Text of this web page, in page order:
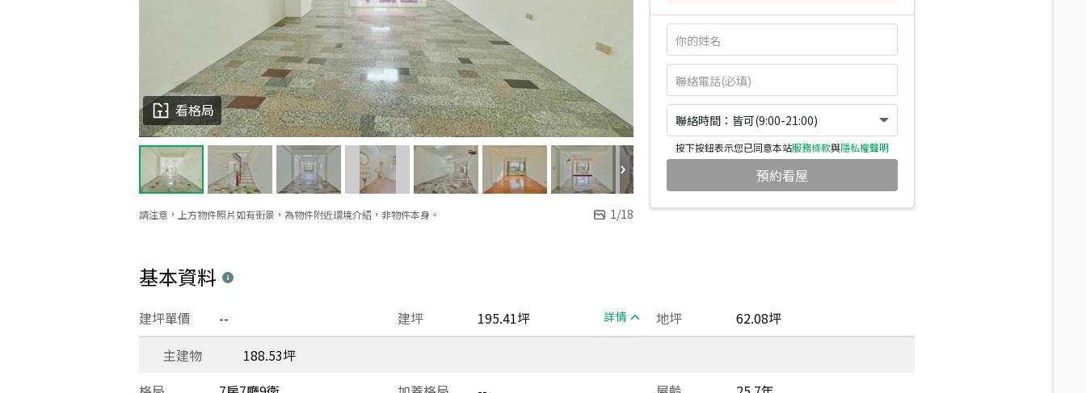
請注意，上方物件照片如有街景，為物件附近環境介紹，非物件本身。 1/18
看格局
聯絡時間：皆可(9:00-21:00)
按下按鈕表示您已同意本站服務條款與隱私權聲明
預約看屋
基本資料
建坪 195.41坪 詳情
建坪單價 -- 地坪
62.08坪
主建物
188.53坪